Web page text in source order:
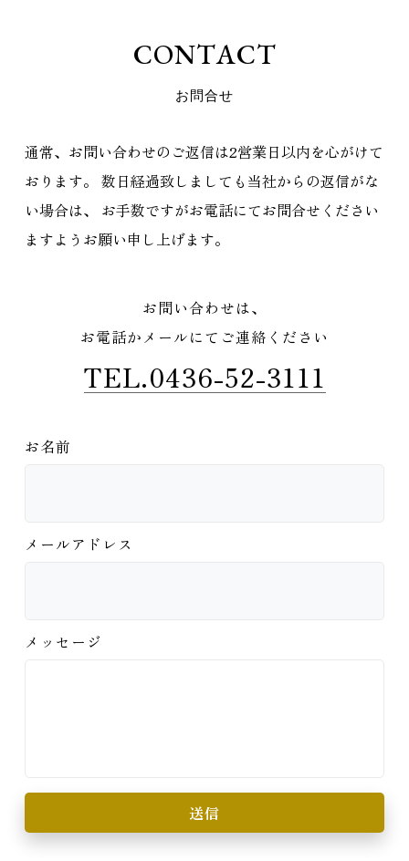
CONTACT
お問合せ
通常、お問い合わせのご返信は2営業日以内を心がけて
おります。 数日経過致しましても当社からの返信がな
い場合は、
お手数ですがお電話にてお問合せください
ますようお願い申し上げます。
お問い合わせは、
お電話かメールにてご連絡ください
TEL.0436-52-3111
お名前
メールアドレス
メッセージ